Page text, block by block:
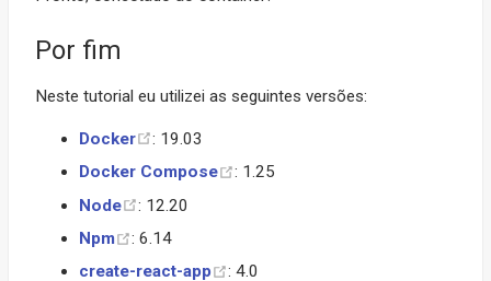
Por fim
Neste tutorial eu utilizei as seguintes versões:
Docker
: 19.03
Docker Compose
: 1.25
Node
: 12.20
Npm
: 6.14
create-react-app
: 4.0